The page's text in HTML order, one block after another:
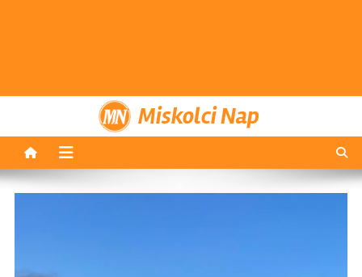
Miskolci Nap